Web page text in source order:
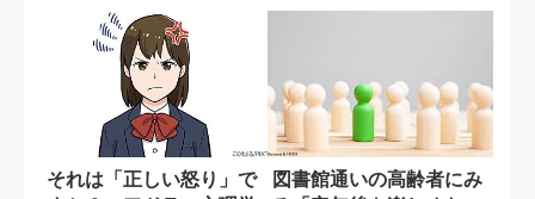
それは「正しい怒り」で
図書館通いの高齢者にみ